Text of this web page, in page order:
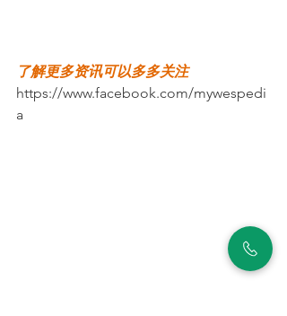
了解更多资讯可以多多关注
https://www.facebook.com/mywespedi
a